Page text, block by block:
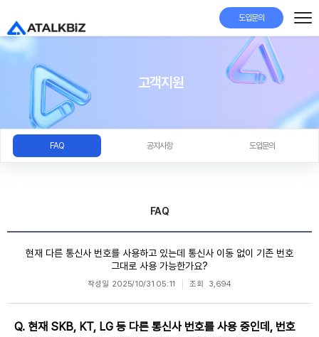
도입문의
고객지원
FAQ 공지사항 도입문의
FAQ
현재 다른 통신사 번호를 사용하고 있는데 통신사 이동 없이 기존 번호
그대로 사용 가능한가요?
작성일 2025/10/31 05:11 조회 3,694
Q. 현재 SKB, KT, LG 등 다른 통신사 번호를 사용 중인데, 번호